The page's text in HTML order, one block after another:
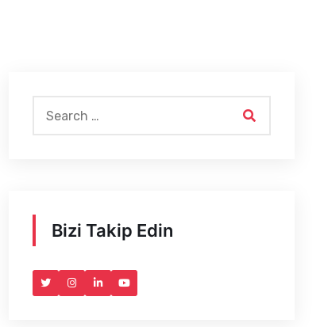
Bizi Takip Edin